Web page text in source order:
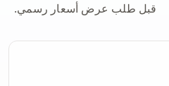
قبل طلب عرض أسعار رسمي.